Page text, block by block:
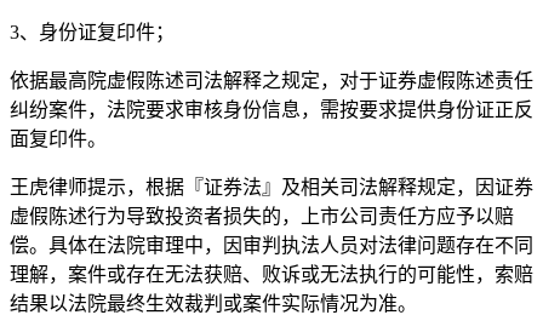
3、身份证复印件；
依据最高院虚假陈述司法解释之规定，对于证券虚假陈述责任
纠纷案件，法院要求审核身份信息，需按要求提供身份证正反
面复印件。
王虎律师提示，根据『证券法』及相关司法解释规定，因证券
虚假陈述行为导致投资者损失的，上市公司责任方应予以赔
偿。具体在法院审理中，因审判执法人员对法律问题存在不同
理解，案件或存在无法获赔、败诉或无法执行的可能性，索赔
结果以法院最终生效裁判或案件实际情况为准。